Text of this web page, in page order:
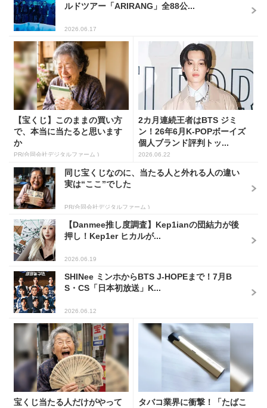
ルドツアー「ARIRANG」全88公...
2026.06.17
【宝くじ】このままの買い方
で、本当に当たると思います
か
PR(合同会社デジタルファーム )
2カ月連続王者はBTS ジミ
ン！26年6月K-POPボーイズ
個人ブランド評判トッ...
2026.06.22
同じ宝くじなのに、当たる人と外れる人の違い
実は“ここ”でした
PR(合同会社デジタルファーム )
【Danmee推し度調査】Kep1ianの団結力が後
押し！Kep1er ヒカルが...
2026.06.19
SHINee ミンホからBTS J-HOPEまで！7月B
S・CS「日本初放送」K...
2026.06.12
宝くじ当たる人だけがやって
タバコ業界に衝撃！「たばこ